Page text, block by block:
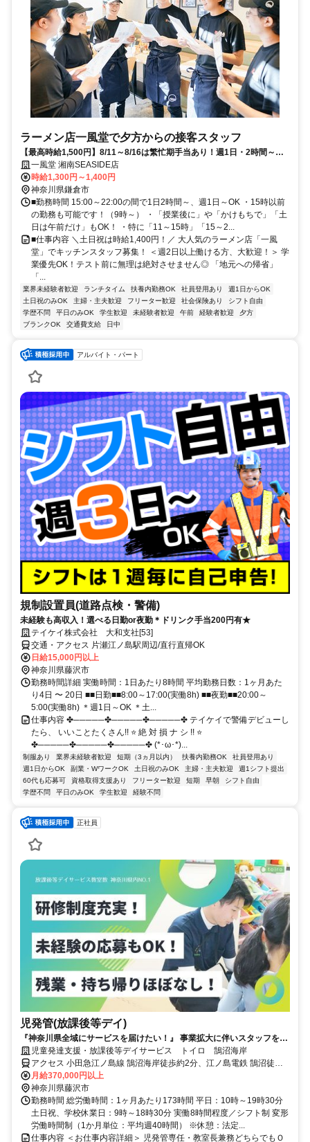
ラーメン店一風堂で夕方からの接客スタッフ
【最高時給1,500円】8/11～8/16は繁忙期手当あり！週1日・2時間～◎
髪色自由な夏バイト★
一風堂 湘南SEASIDE店
時給1,300円～1,400円
神奈川県鎌倉市
■勤務時間 15:00～22:00の間で1日2時間～、週1日～OK ・15時以前
の勤務も可能です！（9時～） ・「授業後に」や「かけもちで」「土
日は午前だけ」もOK！ ・特に「11～15時」「15～2...
■仕事内容 ＼土日祝は時給1,400円！／ 大人気のラーメン店「一風
堂」でキッチンスタッフ募集！ ＜週2日以上働ける方、大歓迎！＞ 学
業優先OK！テスト前に無理は絶対させません◎ 「地元への帰省」
「...
業界未経験者歓迎 ランチタイム 扶養内勤務OK 社員登用あり
週1日からOK
土日祝のみOK
主婦・主夫歓迎 フリーター歓迎 社会保険あり
シフト自由
学歴不問
平日のみOK 学生歓迎 未経験者歓迎 午前 経験者歓迎
夕方
ブランクOK
交通費支給 日中
アルバイト・パート
規制設置員(道路点検・警備)
未経験も高収入！選べる日勤or夜勤＊ドリンク手当200円有★
テイケイ株式会社 大和支社[53]
交通・アクセス 片瀬江ノ島駅周辺/直行直帰OK
日給15,000円以上
神奈川県藤沢市
勤務時間詳細 実働時間：1日あたり8時間 平均勤務日数：1ヶ月あた
り4日 〜 20日 ■■日勤■■8:00～17:00(実働8h) ■■夜勤■■20:00～
5:00(実働8h) ＊週1日～OK ＊土...
仕事内容 ✤─────✤─────✤─────✤ テイケイで警備デビューし
たら、 いいことたくさん!! ⭐ 絶 対 損 ナ シ !! ⭐
✤─────✤─────✤─────✤ (*･ω･*)...
制服あり 業界未経験者歓迎 短期（3ヵ月以内） 扶養内勤務OK
社員登用あり
週1日からOK
副業・WワークOK 土日祝のみOK 主婦・主夫歓迎
週1シフト提出
60代も応募可
資格取得支援あり フリーター歓迎 短期 早朝
シフト自由
学歴不問
平日のみOK 学生歓迎 経験不問
正社員
児発管(放課後等デイ)
『神奈川県全域にサービスを届けたい！』 事業拡大に伴いスタッフを募
集！児童発達支援・放課後等デイサービス トイロ 鵠沼海岸
アクセス 小田急江ノ島線 鵠沼海岸徒歩約2分、江ノ島電鉄 鵠沼徒歩
約15分、江ノ島電鉄 湘南海岸公園徒歩約18分
月給370,000円以上
神奈川県藤沢市
勤務時間 総労働時間：1ヶ月あたり173時間 平日：10時～19時30分
土日祝、学校休業日：9時～18時30分 実働8時間程度／シフト制 変形
労働時間制（1か月単位：平均週40時間） ※休憩：法定...
仕事内容 ＜お仕事内容詳細＞ 児発管専任・教室長兼務どちらでもＯ